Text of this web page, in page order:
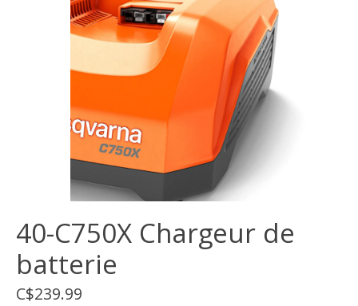
40-C750X Chargeur de
batterie
C$239.99